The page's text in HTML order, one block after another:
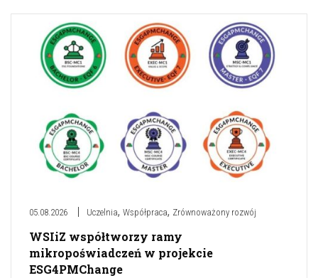
05.08.2026 Uczelnia, Współpraca, Zrównoważony rozwój
WSIiZ współtworzy ramy
mikropoświadczeń w projekcie
ESG4PMChange